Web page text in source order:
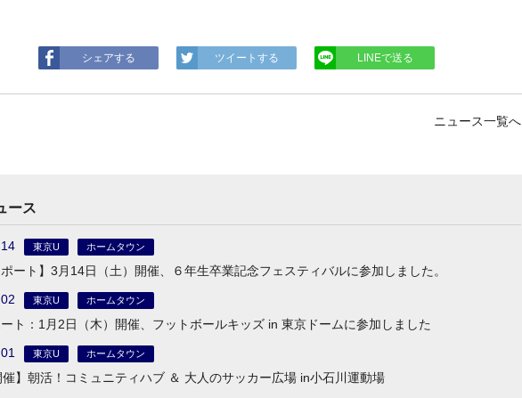
シェアする ツイートする LINEで送る
ニュース一覧へ
ース
東京U ホームタウン
ポート】3月14日（土）開催、６年生卒業記念フェスティバルに参加しました。
東京U ホームタウン
ト：1月2日（木）開催、フットボールキッズ in 東京ドームに参加しました
東京U ホームタウン
催】朝活！コミュニティハブ ＆ 大人のサッカー広場 in小石川運動場